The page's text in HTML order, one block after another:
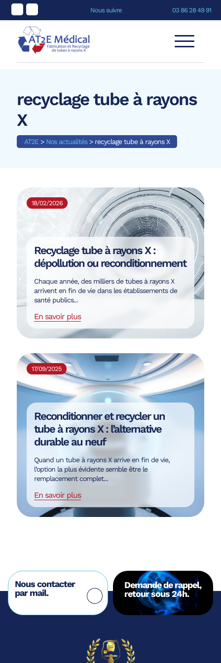
Nous suivre 03 86 28 49 91
recyclage tube à rayons
X
AT2E> Nos actualités> recyclage tube à rayons X
18/02/2026
Recyclage tube à rayons X :
dépollution ou reconditionnement
Chaque année, des milliers de tubes à rayons X
arrivent en fin de vie dans les établissements de
santé publics...
En savoir plus
17/09/2025
Reconditionner et recycler un
tube à rayons X : l’alternative
durable au neuf
Quand un tube à rayons X arrive en fin de vie,
l’option la plus évidente semble être le
remplacement complet...
En savoir plus
Nous contacter
par mail.
Demande de rappel,
retour sous 24h.